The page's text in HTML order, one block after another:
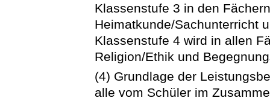
Klassenstufe 3 in den
Heimatkunde/Sachunterricht
Klassenstufe 4 wird in allen
Religion/Ethik und
(4) Grundlage der
alle vom Schüler im